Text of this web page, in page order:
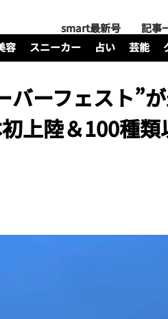
smart最新号 記事
容 スニーカー 占い 芸能
バーフェスト”
上陸＆100種